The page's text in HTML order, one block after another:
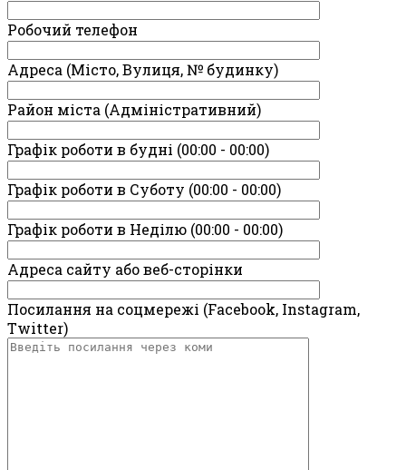
Робочий телефон
Адреса (Місто, Вулиця, № будинку)
Район міста (Адміністративний)
Графік роботи в будні (00:00 - 00:00)
Графік роботи в Суботу (00:00 - 00:00)
Графік роботи в Неділю (00:00 - 00:00)
Адреса сайту або веб-сторінки
Посилання на соцмережі (Facebook, Instagram,
Twitter)